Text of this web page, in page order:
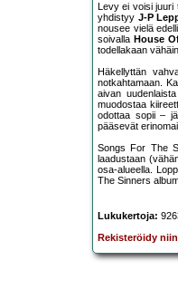
Levy ei voisi
yhdistyy J-P
nousee vielä
soivalla House
todellakaan
Häkellyttän
notkahtamaan.
aivan
muodostaa
odottaa sopii –
pääsevät
Songs For The
laadustaan
osa-alueella.
The Sinners
Lukukertoja:
Rekisteröidy